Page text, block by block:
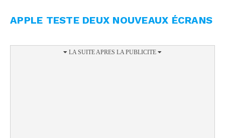
APPLE TESTE DEUX NOUVEAUX ÉCRANS